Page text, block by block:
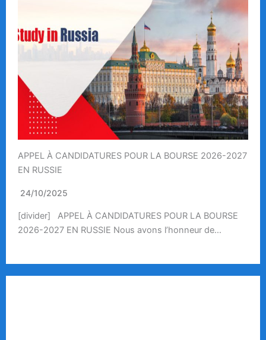
APPEL À CANDIDATURES POUR LA BOURSE 2026-2027
EN RUSSIE
24/10/2025
[divider] APPEL À CANDIDATURES POUR LA BOURSE
2026-2027 EN RUSSIE Nous avons l’honneur de…